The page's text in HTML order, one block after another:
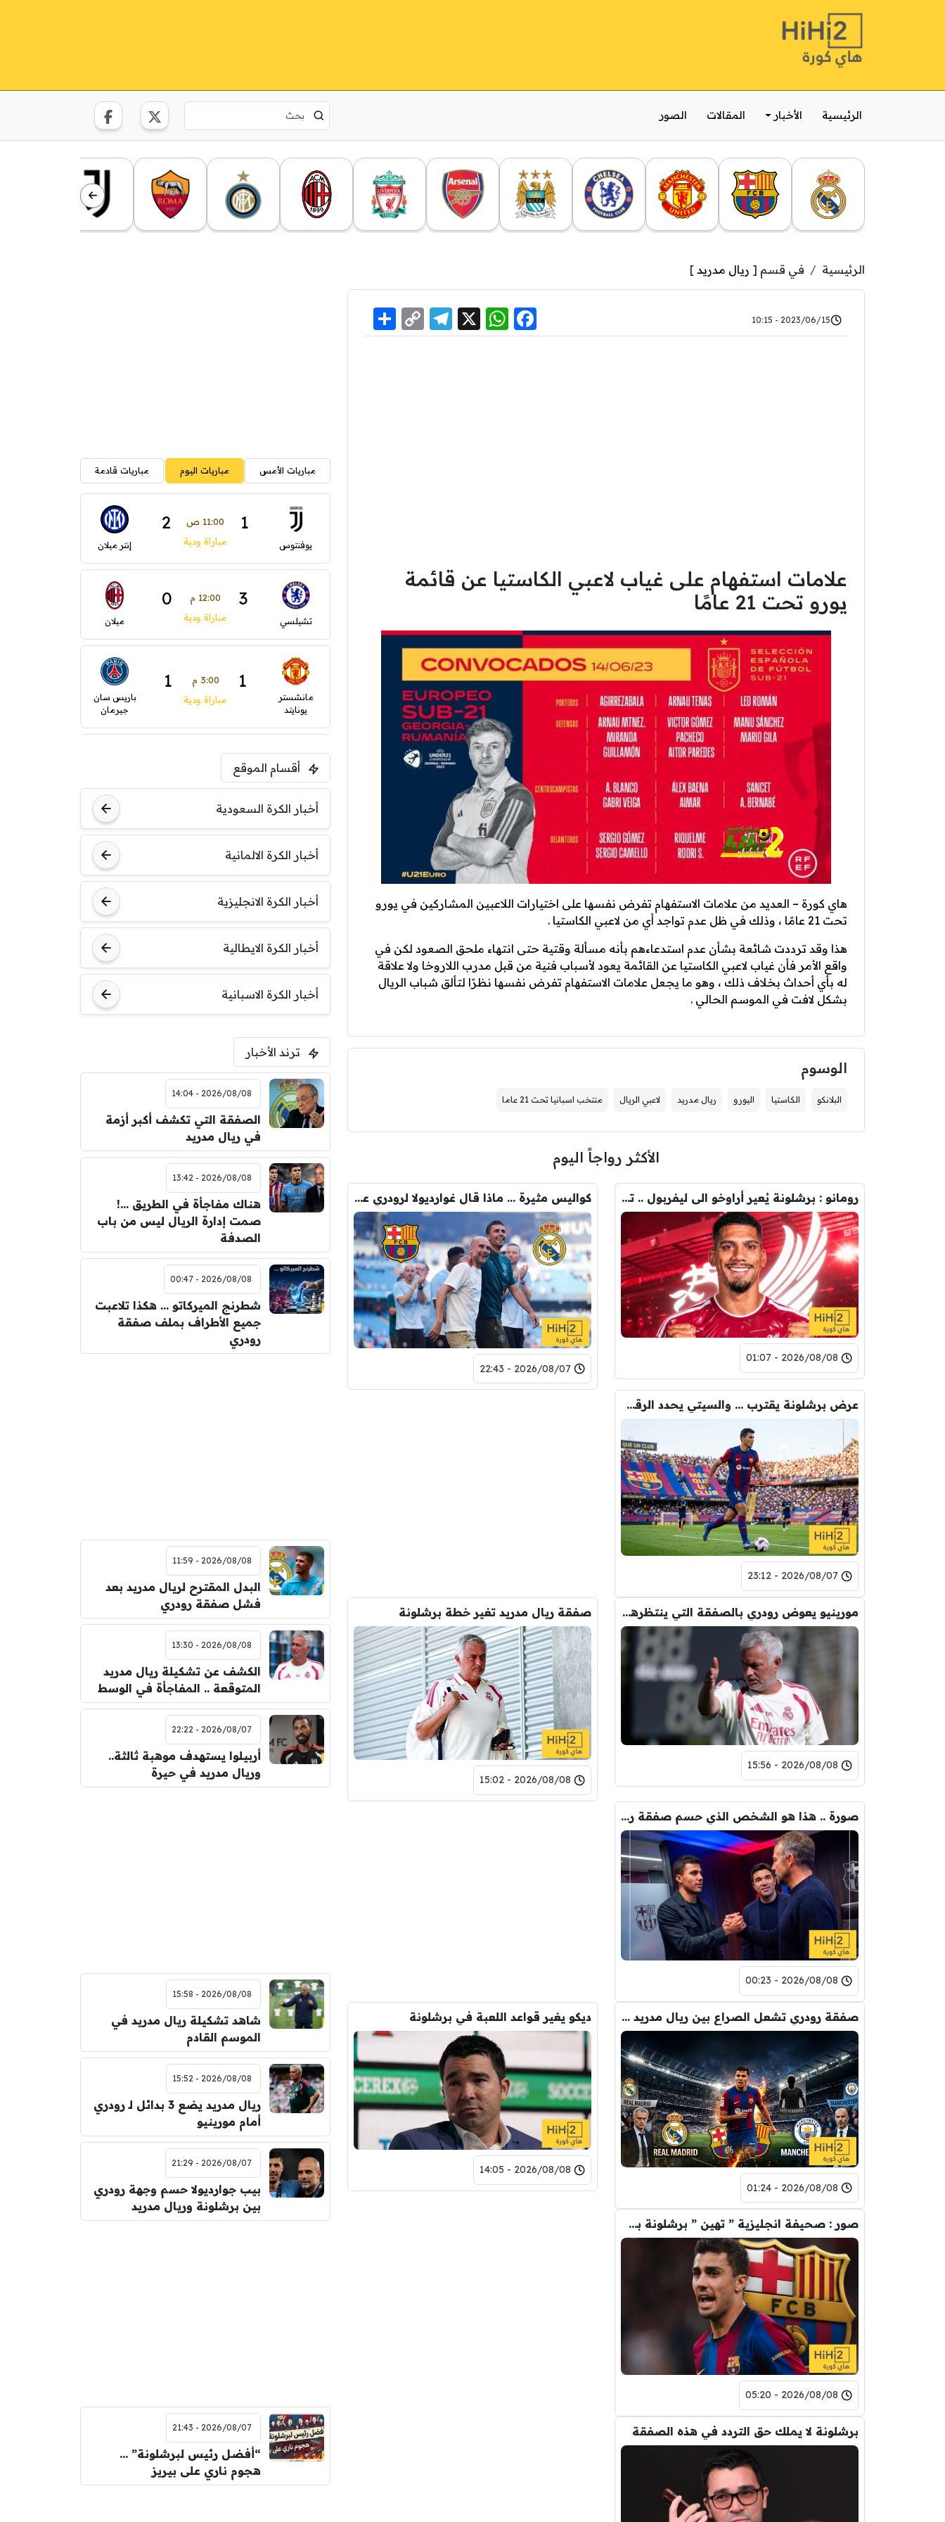
الرئيسية الأخبار المقالات الصور
الرئيسية في قسم [ ريال مدريد ]
2023/06/15 - 10:15
Facebook
WhatsApp
X
Telegram
Copy
Link
علامات استفهام على غياب لاعبي الكاستيا عن قائمة
يورو تحت 21 عامًا
هاي كورة – العديد من علامات الاستفهام تفرض نفسها على اختيارات اللاعبين المشاركين في يورو
تحت 21 عامًا ، وذلك في ظل عدم تواجد أي من لاعبي الكاستيا .
هذا وقد ترددت شائعة بشأن عدم استدعاءهم بأنه مسألة وقتية حتى انتهاء ملحق الصعود لكن في
واقع الأمر فأن غياب لاعبي الكاستيا عن القائمة يعود لأسباب فنية من قبل مدرب اللاروخا ولا علاقة
له بأي أحداث بخلاف ذلك ، وهو ما يجعل علامات الاستفهام تفرض نفسها نظرًا لتألق شباب الريال
بشكل لافت في الموسم الحالي .
الوسوم
البلانكو الكاستيا اليورو ريال مدريد لاعبي الريال منتخب اسبانيا تحت 21 عاما
الأكثر رواجاً اليوم
رومانو : برشلونة يُعير أراوخو الى ليفربول .. تفاصيل الصفقة
2026/08/08 - 01:07
كواليس مثيرة … ماذا قال غوارديولا لرودري عند استشارته عن ريال مدريد وبرشلونة
2026/08/07 - 22:43
عرض برشلونة يقترب … والسيتي يحدد الرقم النهائي لبيع رودري
2026/08/07 - 23:12
مورينيو يعوض رودري بالصفقة التي ينتظرها جمهور الريال
2026/08/08 - 15:56
صفقة ريال مدريد تغير خطة برشلونة
2026/08/08 - 15:02
صورة .. هذا هو الشخص الذي حسم صفقة رودري الى برشلونة
2026/08/08 - 00:23
صفقة رودري تشعل الصراع بين ريال مدريد والسيتي على ضم هذا اللاعب
2026/08/08 - 01:24
ديكو يغير قواعد اللعبة في برشلونة
2026/08/08 - 14:05
صور : صحيفة انجليزية ” تهين ” برشلونة بسبب رودري
2026/08/08 - 05:20
برشلونة لا يملك حق التردد في هذه الصفقة
مباريات الأمس مباريات اليوم مباريات قادمة
يوفنتوس
1 11:00 ص 2
مباراة ودية إنتر ميلان
تشيلسي
3 12:00 م 0
مباراة ودية ميلان
مانشستر
يونايتد
1 3:00 م 1
مباراة ودية
باريس سان
جيرمان
فرينتسفاروشي
0
)
ريال مدريد
برشلونة
نوتنغهام
فورست
اودينيزي
مباراة ودية
برشلونة
أقسام الموقع
أخبار الكرة السعودية
أخبار الكرة الالمانية
أخبار الكرة الانجليزية
أخبار الكرة الايطالية
أخبار الكرة الاسبانية
ترند الأخبار
2026/08/08 - 14:04
الصفقة التي تكشف أكبر أزمة
في ريال مدريد
2026/08/08 - 13:42
هناك مفاجأة في الطريق …!
صمت إدارة الريال ليس من باب
الصدفة
2026/08/08 - 00:47
شطرنج الميركاتو … هكذا تلاعبت
جميع الأطراف بملف صفقة
رودري
2026/08/08 - 11:59
البدل المقترح لريال مدريد بعد
فشل صفقة رودري
2026/08/08 - 13:30
الكشف عن تشكيلة ريال مدريد
المتوقعة .. المفاجأة في الوسط
2026/08/07 - 22:22
أربيلوا يستهدف موهبة ثالثة..
وريال مدريد في حيرة
2026/08/08 - 15:58
شاهد تشكيلة ريال مدريد في
الموسم القادم
2026/08/08 - 15:52
ريال مدريد يضع 3 بدائل لـ رودري
أمام مورينيو
2026/08/07 - 21:29
بيب جوارديولا حسم وجهة رودري
بين برشلونة وريال مدريد
2026/08/07 - 21:43
“أفضل رئيس لبرشلونة” …
هجوم ناري على بيريز